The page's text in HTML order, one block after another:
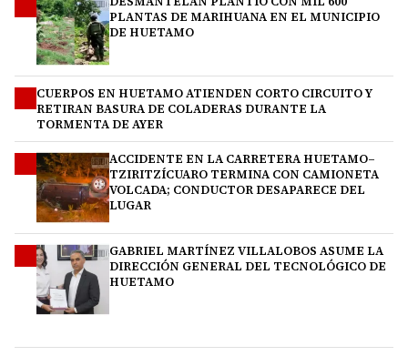
PLANTAS DE MARIHUANA EN EL MUNICIPIO
DE HUETAMO
CUERPOS EN HUETAMO ATIENDEN CORTO CIRCUITO Y
RETIRAN BASURA DE COLADERAS DURANTE LA
TORMENTA DE AYER
ACCIDENTE EN LA CARRETERA HUETAMO–
TZIRITZÍCUARO TERMINA CON CAMIONETA
VOLCADA; CONDUCTOR DESAPARECE DEL
LUGAR
GABRIEL MARTÍNEZ VILLALOBOS ASUME LA
DIRECCIÓN GENERAL DEL TECNOLÓGICO DE
HUETAMO